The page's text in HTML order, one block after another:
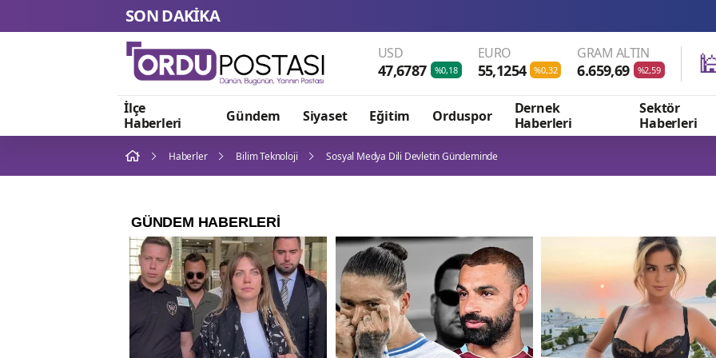
SON DAKİKA
USD
47,6787 %0,18
EURO
55,1254 %0,32
GRAM ALTIN
6.659,69 %2,59
İlçe
Haberleri
Gündem Siyaset Eğitim Orduspor
Dernek
Haberleri
Sektör
Haberleri
Haberler Bilim Teknoloji Sosyal Medya Dili Devletin Gündeminde